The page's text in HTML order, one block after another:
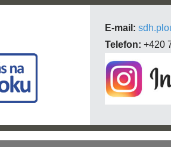
E-mail:
Telefon: +420